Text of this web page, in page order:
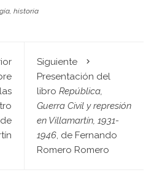
, historia
Siguiente
Presentación del
libro República,
Guerra Civil y represión
en Villamartín, 1931-
1946, de Fernando
Romero Romero